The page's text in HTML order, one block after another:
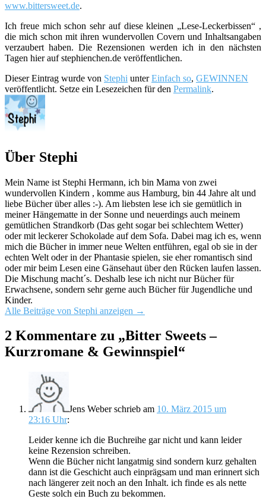
www.bittersweet.de.
Ich freue mich schon sehr auf diese kleinen „Lese-Leckerbissen“ ,
die mich schon mit ihren wundervollen Covern und Inhaltsangaben
verzaubert haben. Die Rezensionen werden ich in den nächsten
Tagen hier auf stephienchen.de veröffentlichen.
Dieser Eintrag wurde von Stephi unterEinfach so, GEWINNEN
veröffentlicht. Setze ein Lesezeichen für den Permalink.
Über Stephi
Mein Name ist Stephi Hermann, ich bin Mama von zwei
wundervollen Kindern , komme aus Hamburg, bin 44 Jahre alt und
liebe Bücher über alles :-). Am liebsten lese ich sie gemütlich in
meiner Hängematte in der Sonne und neuerdings auch meinem
gemütlichen Strandkorb (Das geht sogar bei schlechtem Wetter)
oder mit leckerer Schokolade auf dem Sofa. Dabei mag ich es, wenn
mich die Bücher in immer neue Welten entführen, egal ob sie in der
echten Welt oder in der Phantasie spielen, sie eher romantisch sind
oder mir beim Lesen eine Gänsehaut über den Rücken laufen lassen.
Die Mischung macht´s. Deshalb lese ich nicht nur Bücher für
Erwachsene, sondern sehr gerne auch Bücher für Jugendliche und
Kinder.
Alle Beiträge von Stephi anzeigen →
2 Kommentare zu „Bitter Sweets –
Kurzromane & Gewinnspiel“
Jens Weber schrieb am 10. März 2015 um
23:16 Uhr:
Leider kenne ich die Buchreihe gar nicht und kann leider
keine Rezension schreiben.
Wenn die Bücher nicht langatmig sind sondern kurz gehalten
dann ist die Geschicht auch einprägsam und man erinnert sich
nach längerer zeit noch an den Inhalt. ich finde es als nette
Geste solch ein Buch zu bekommen.